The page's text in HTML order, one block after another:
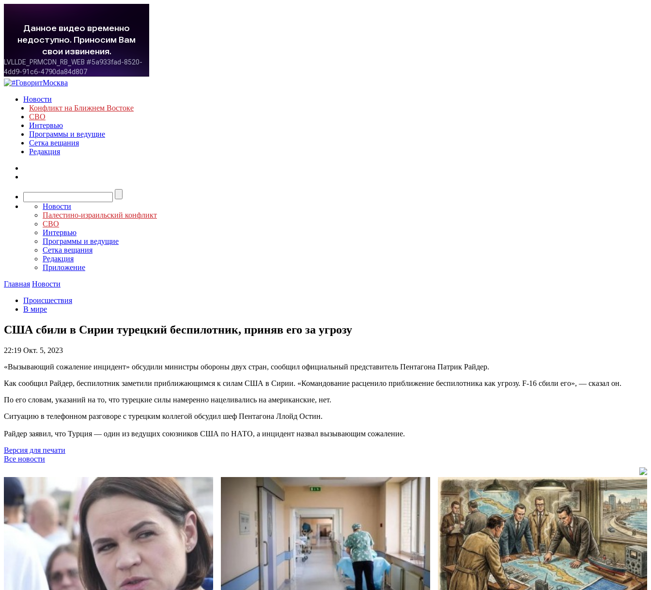
Новости
Конфликт на Ближнем Востоке
СВО
Интервью
Программы и ведущие
Сетка вещания
Редакция
Новости
Палестино-израильский конфликт
СВО
Интервью
Программы и ведущие
Сетка вещания
Редакция
Приложение
Главная Новости
Происшествия
В мире
США сбили в Сирии турецкий беспилотник, приняв его за угрозу
22:19 Окт. 5, 2023
«Вызывающий сожаление инцидент» обсудили министры обороны двух стран, сообщил официальный представитель Пентагона Патрик Райдер.
Как сообщил Райдер, беспилотник заметили приближающимся к силам США в Сирии. «Командование расценило приближение беспилотника как угрозу. F-16 сбили его», — сказал он.
По его словам, указаний на то, что турецкие силы намеренно нацеливались на американские, нет.
Ситуацию в телефонном разговоре с турецким коллегой обсудил шеф Пентагона Ллойд Остин.
Райдер заявил, что Турция — один из ведущих союзников США по НАТО, а инцидент назвал вызывающим сожаление.
Версия для печати
Все новости